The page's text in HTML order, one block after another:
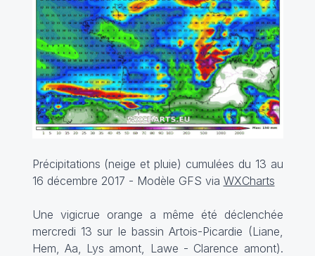
Précipitations (neige et pluie) cumulées du 13 au
16 décembre 2017 - Modèle GFS via WXCharts
Une vigicrue orange a même été déclenchée
mercredi 13 sur le bassin Artois-Picardie (Liane,
Hem, Aa, Lys amont, Lawe - Clarence amont).